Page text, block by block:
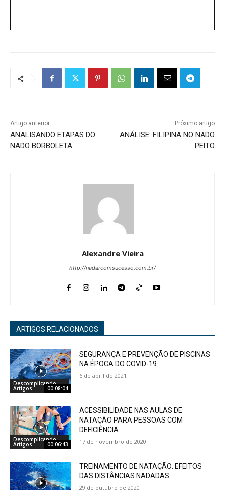
Artigo anterior
ANALISANDO ETAPAS DO
NADO BORBOLETA
Próximo artigo
ANÁLISE: FILIPINA NO NADO
PEITO
Alexandre Vieira
http://nadarcomsucesso.com.br/
ARTIGOS RELACIONADOS
Descomplicando
Artigos 00:08:04
SEGURANÇA E PREVENÇÃO DE PISCINAS
NA ÉPOCA DO COVID-19
6 de abril de 2021
Descomplicando
Artigos 00:06:43
ACESSIBILIDADE NAS AULAS DE
NATAÇÃO PARA PESSOAS COM
DEFICIÊNCIA
17 de novembro de 2020
TREINAMENTO DE NATAÇÃO: EFEITOS
DAS DISTÂNCIAS NADADAS
29 de outubro de 2020